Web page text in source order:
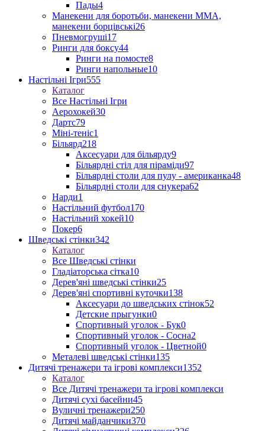
Пады4
Манекени для боротьби, манекени ММА,
манекени борцівські26
Пневмогруші17
Ринги для боксу44
Ринги на помосте8
Ринги напольные10
Настільні Ігри555
Каталог
Все Настільні Ігри
Аерохокей30
Дартс79
Міні-теніс1
Більярд218
Аксесуари для більярду9
Більярдні стіл для піраміди97
Більярдні столи для пулу - американка48
Більярдні столи для снукера62
Нарди1
Настільний футбол170
Настільний хокей10
Покер6
Шведські стінки342
Каталог
Все Шведські стінки
Гладіаторська сітка10
Дерев'яні шведські стінки25
Дерев'яні спортивні куточки138
Аксесуари до шведських стінок52
Детские прыгунки0
Спортивный уголок - Бук0
Спортивный уголок - Сосна2
Спортивный уголок - Цветной0
Металеві шведські стінки135
Дитячі тренажери та ігрові комплекси1352
Каталог
Все Дитячі тренажери та ігрові комплекси
Дитячі сухі басейни45
Вуличні тренажери250
Дитячі майданчики370